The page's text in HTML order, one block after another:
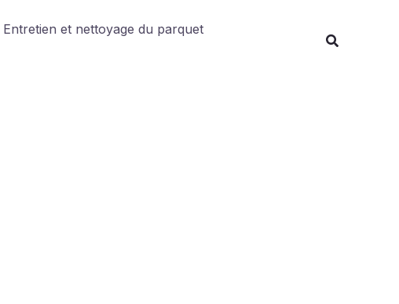
Entretien et nettoyage du parquet